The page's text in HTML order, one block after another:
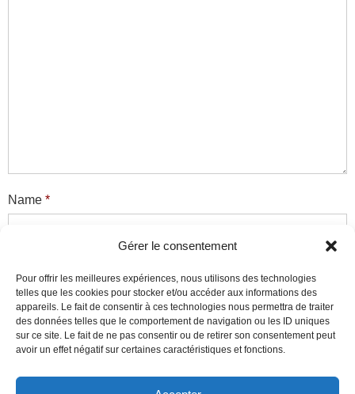
Gérer le consentement
Pour offrir les meilleures expériences, nous utilisons des technologies
telles que les cookies pour stocker et/ou accéder aux informations des
appareils. Le fait de consentir à ces technologies nous permettra de traiter
des données telles que le comportement de navigation ou les ID uniques
sur ce site. Le fait de ne pas consentir ou de retirer son consentement peut
avoir un effet négatif sur certaines caractéristiques et fonctions.
Name *
Website